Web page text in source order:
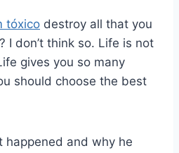
tóxico destroy all that you
I don’t think so. Life is not
gives you so many
should choose the best
happened and why he